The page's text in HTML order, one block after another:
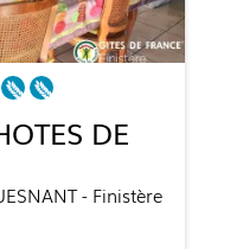
DE
- Finistère